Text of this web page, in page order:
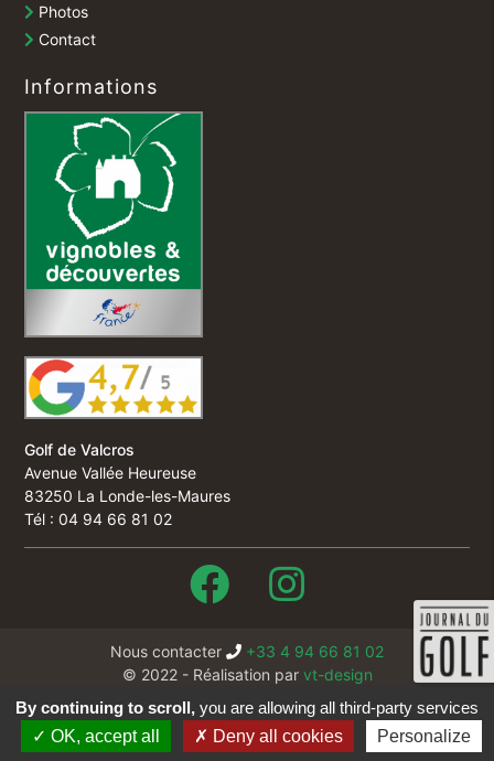
Photos
Contact
Informations
Golf de Valcros
Avenue Vallée Heureuse
83250 La Londe-les-Maures
Tél : 04 94 66 81 02
Nous contacter
+33 4 94 66 81 02
© 2022 - Réalisation par vt-design
Cookies
Mentions légales & crédits
Politique de confidentialité
By continuing to scroll, you are allowing all third-party services
OK, accept all
Deny all cookies Personalize